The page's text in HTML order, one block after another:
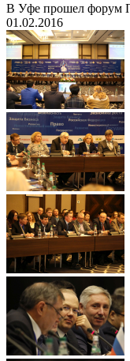
В Уфе прошел форум
01.02.2016